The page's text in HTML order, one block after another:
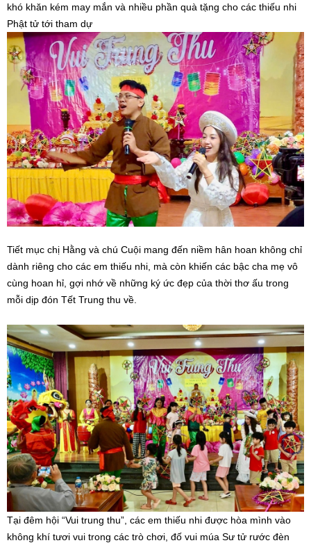
khó khăn kém may mắn và nhiều phần quà tặng cho các thiếu nhi
Phật tử tới tham dự
Tiết mục chị Hằng và chú Cuội mang đến niềm hân hoan không chỉ
dành riêng cho các em thiếu nhi, mà còn khiến các bậc cha mẹ vô
cùng hoan hỉ, gợi nhớ về những ký ức đẹp của thời thơ ấu trong
mỗi dịp đón Tết Trung thu về.
Tại đêm hội “Vui trung thu”, các em thiếu nhi được hòa mình vào
không khí tươi vui trong các trò chơi, đố vui múa Sư tử rước đèn